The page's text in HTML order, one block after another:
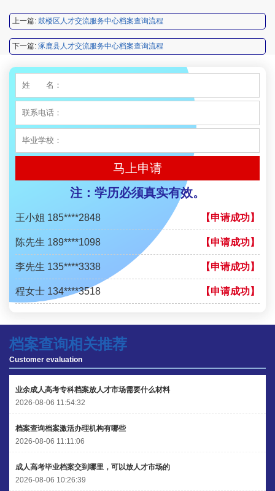
上一篇: 鼓楼区人才交流服务中心档案查询流程
下一篇: 涿鹿县人才交流服务中心档案查询流程
马上申请
注：学历必须真实有效。
王小姐 185****2848
陈先生 189****1098
李先生 135****3338
王小姐 181****2354
陈先生 158****3306
程女士 136****3253
王小姐 185****2848 【申请成功】
陈先生 189****1098 【申请成功】
李先生 135****3338 【申请成功】
程女士 134****3518 【申请成功】
陈先生 158****3306
李先生 137****1923
程女士 136****3253
陈先生 189****1098
李先生 135****3338
档案查询相关推荐
Customer evaluation
业余成人高考专科档案放人才市场需要什么材料
2026-08-06 11:54:32
档案查询档案激活办理机构有哪些
2026-08-06 11:11:06
成人高考毕业档案交到哪里，可以放人才市场的
2026-08-06 10:26:39